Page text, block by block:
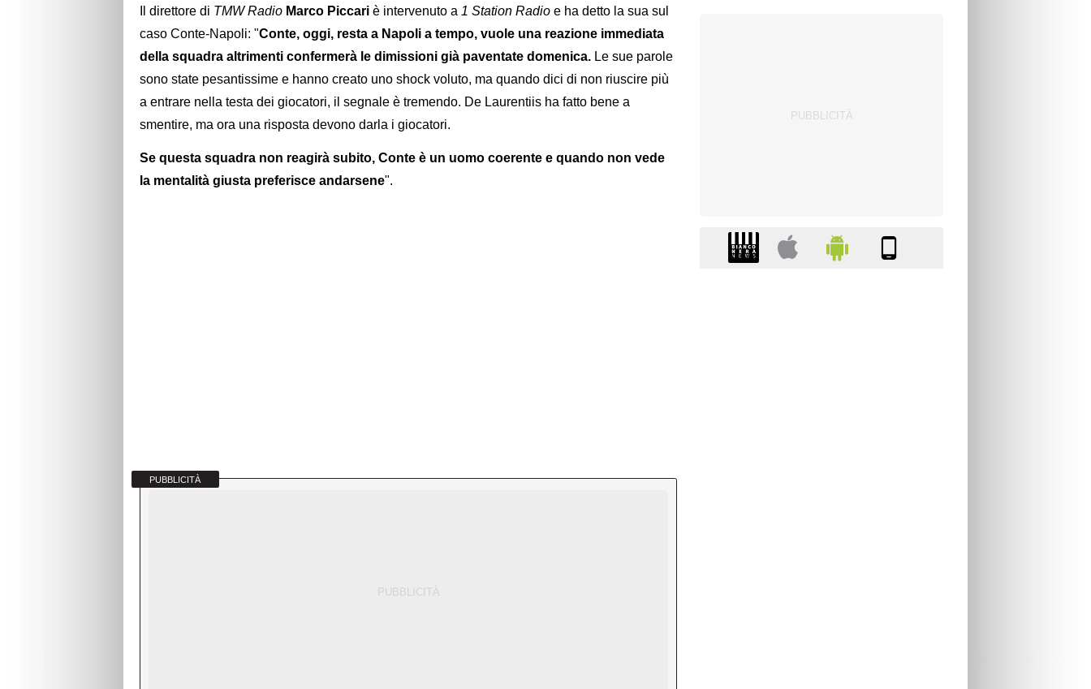
Il direttore di TMW Radio Marco Piccari è intervenuto a 1 Station Radio e ha detto la sua sul
caso Conte-Napoli: "Conte, oggi, resta a Napoli a tempo, vuole una reazione immediata
della squadra altrimenti confermerà le dimissioni già paventate domenica. Le sue parole
sono state pesantissime e hanno creato uno shock voluto, ma quando dici di non riuscire più
a entrare nella testa dei giocatori, il segnale è tremendo. De Laurentiis ha fatto bene a
smentire, ma ora una risposta devono darla i giocatori.
Se questa squadra non reagirà subito, Conte è un uomo coerente e quando non vede
la mentalità giusta preferisce andarsene".
PUBBLICITÀ